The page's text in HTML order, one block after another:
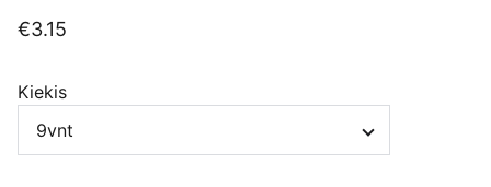
€3.15
Kiekis